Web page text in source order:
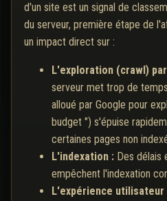
d'un site est un signal de
du serveur, première étape de
un impact direct sur :
L'exploration (crawl)
serveur met trop de
alloué par Google pour
budget ") s'épuise
certaines pages non
L'indexation : Des délais
empêchent l'indexation
L'expérience utilisateur